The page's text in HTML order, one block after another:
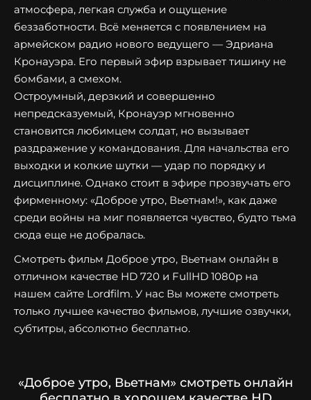
атмосфера, легкая служба и ощущение
беззаботности. Всё меняется с появлением на
армейском радио нового ведущего — Эдриана
Кронауэра. Его первый эфир взрывает тишину не
бомбами, а смехом.
Остроумный, дерзкий и совершенно
непредсказуемый, Кронауэр мгновенно
становится любимцем солдат, но вызывает
раздражение у командования. Для начальства его
выходки и колкие шутки — удар по порядку и
дисциплине. Однако стоит в эфире прозвучать его
фирменному: «Доброе утро, Вьетнам!», как даже
среди войны на миг появляется чувство, будто тьма
сюда еще не добралась.
Смотреть фильм Доброе утро, Вьетнам онлайн в
отличном качестве HD 720 и FullHD 1080p на
нашем сайте Lordfilm. У нас Вы можете смотреть
только лучшее качество фильмов, лучшие озвучки,
субтитры, абсолютно бесплатно.
«Доброе утро, Вьетнам» смотреть онлайн